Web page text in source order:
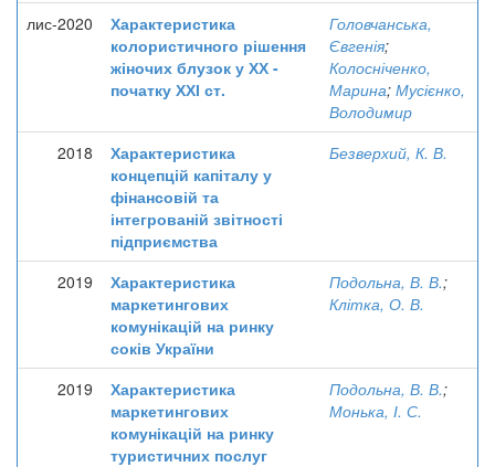
лис-2020
Характеристика
колористичного рішення
жіночих блузок у ХХ -
початку ХХІ ст.
Головчанська,
Євгенія;
Колосніченко,
Марина; Мусієнко,
Володимир
2018
Характеристика
концепцій капіталу у
фінансовій та
інтегрованій звітності
підприємства
Безверхий, К. В.
2019
Характеристика
маркетингових
комунікацій на ринку
соків України
Подольна, В. В.;
Клітка, О. В.
2019
Характеристика
маркетингових
комунікацій на ринку
туристичних послуг
Подольна, В. В.;
Монька, І. С.